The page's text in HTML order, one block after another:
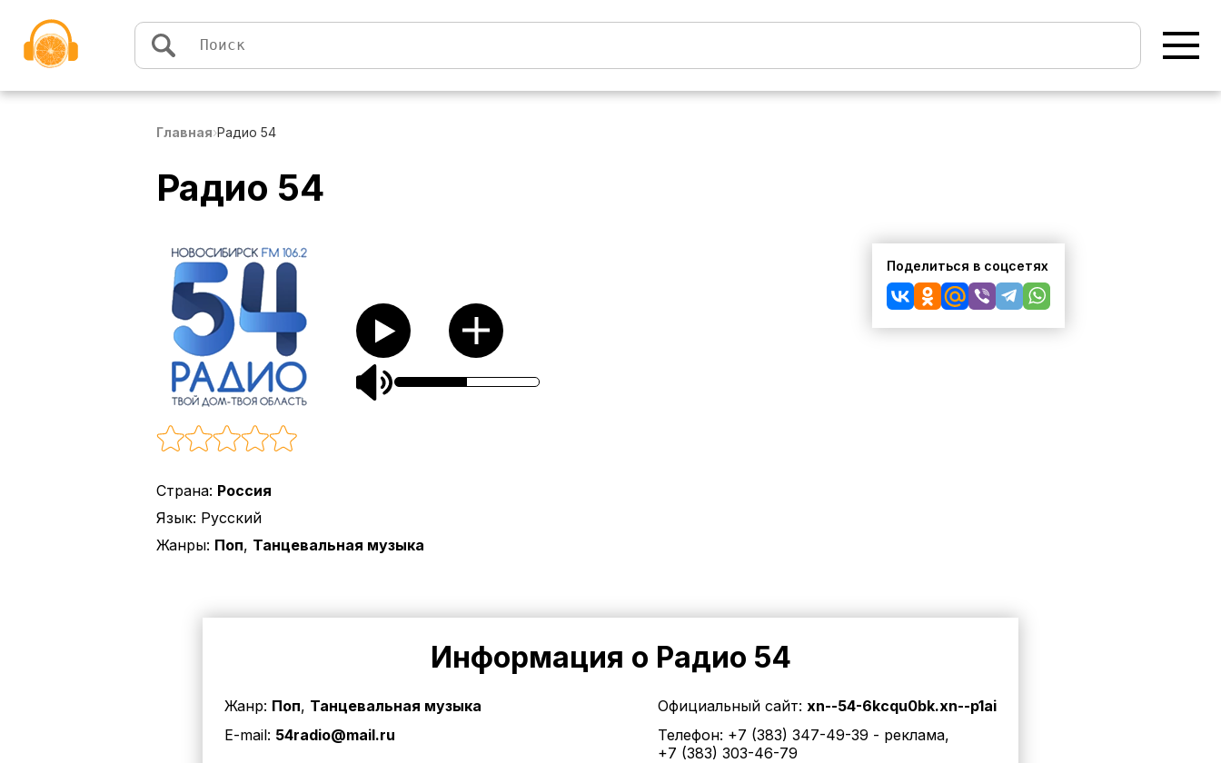
Главная›Радио 54
Радио 54
Страна: Россия
Язык: Русский
Жанры: Поп, Танцевальная музыка
Поделиться в соцсетях
Информация о Радио 54
Жанр: Поп, Танцевальная музыка Официальный сайт: xn--54-6kcqu0bk.xn--p1ai
E-mail: 54radio@mail.ru Телефон: +7 (383) 347-49-39 - реклама,
+7 (383) 303-46-79